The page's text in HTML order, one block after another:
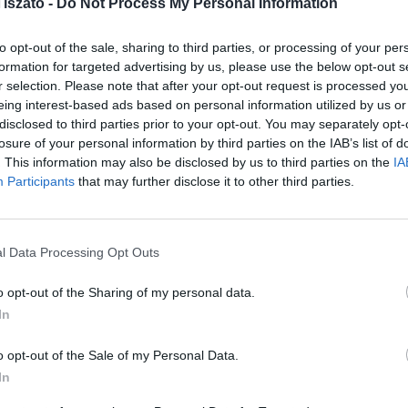
- Do Not Process My Personal Information
opt-out of the sale, sharing to third parties, or processing of your
for targeted advertising by us, please use the below opt-out
selection. Please note that after your opt-out request is processed
interest-based ads based on personal information utilized by us
to third parties prior to your opt-out. You may separately
of your personal information by third parties on the IAB’s list of
This information may also be disclosed by us to third parties on the
Participants that may further disclose it to other third parties.
Data Processing Opt Outs
opt-out of the Sharing of my personal data.
opt-out of the Sale of my Personal Data.
biztosított, melynek ára a részvételi
Petőfi tér 9.),
indul és előzetes bejelentkezés szükséges!
12.00 óra
óra között)
–